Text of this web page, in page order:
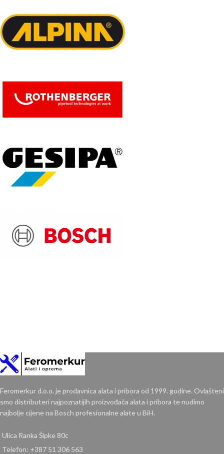
Feromerkur d.o.o. je prodavnica alata i pribora od 1999. godine. Ovlašteni
smo distributeri najpoznatijih proizvođača alata i pribora te nudimo
najbolje cijene na Bosch profesionalne alate u BiH.
Ulica Ranka Šipke 80c
Telefon: +387 51 306 563